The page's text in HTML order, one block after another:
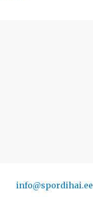
info@spordihai.ee